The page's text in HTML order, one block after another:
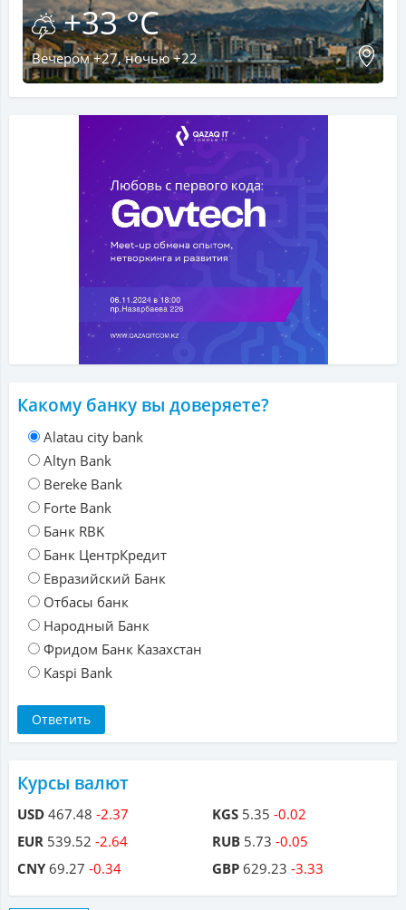
+33 °C
Вечером +27, ночью +22
Какому банку вы доверяете?
Alatau city bank
Altyn Bank
Bereke Bank
Forte Bank
Банк RBK
Банк ЦентрКредит
Евразийский Банк
Отбасы банк
Народный Банк
Фридом Банк Казахстан
Kaspi Bank
Курсы валют
USD 467.48 -2.37
EUR 539.52 -2.64
CNY69.27 -0.34
KGS 5.35 -0.02
RUB 5.73 -0.05
GBP 629.23 -3.33